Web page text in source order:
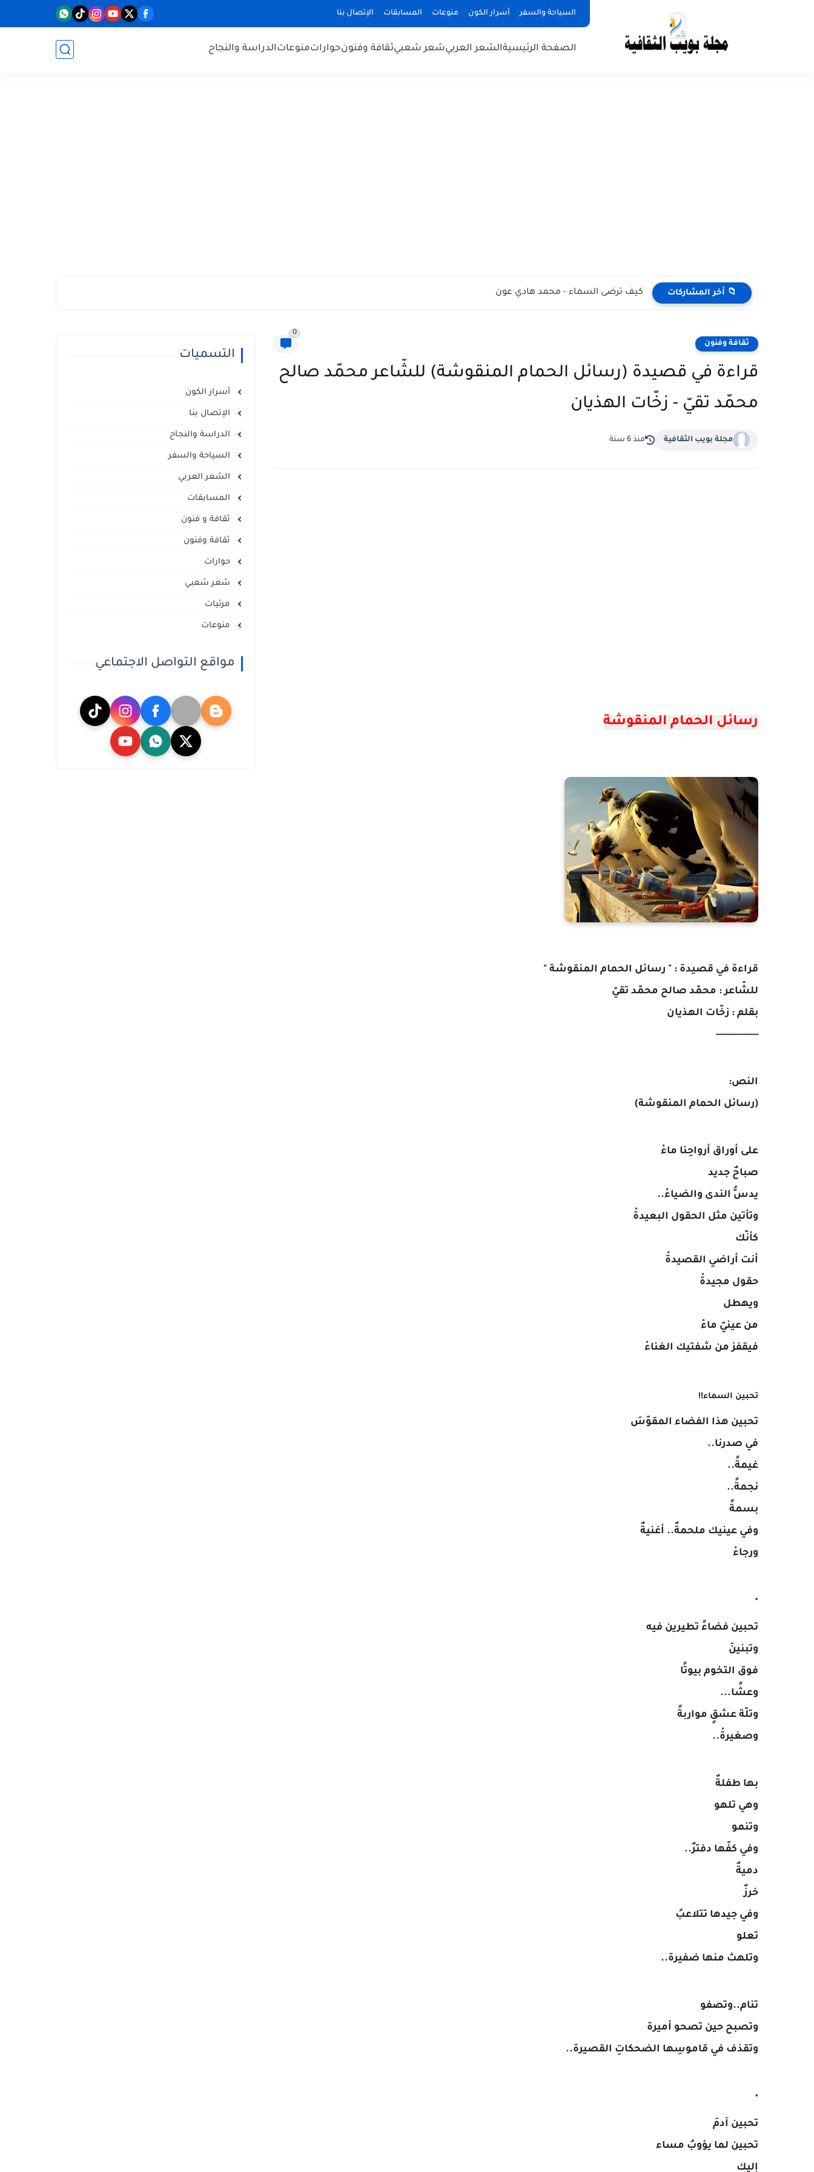
السياحة والسفر أسرار الكون منوعات المسابقات الإتصال بنا
الصفحة الرئيسيةالشعر العربيشعر شعبيثقافة وفنونحواراتمنوعاتالدراسة والنجاح
📁 أخر المشاركات كيف ترضى السماء - محمد هادي عون
ثقافة وفنون
0
قراءة في قصيدة (رسائل الحمام المنقوشة) للشّاعر محمّد صالح
محمّد تقيّ - زخّات الهذيان
مجلة بويب الثقافية منذ 6 سنة
رسائل الحمام المنقوشة
قراءة في قصيدة : " رسائل الحمام المنقوشة "
للشّاعر : محمّد صالح محمّد تقيّ
بقلم : زخّات الهذيان
--------------
النص:
(رسائل الحمام المنقوشة)
على أوراق أرواحِنا ماءْ
صباحٌ جديد
يدسُّ الندى والضياءْ..
وتأتين مثل الحقول البعيدةْ
كأنّك
أنت أراضي القصيدةْ
حقول مجيدةْ
ويهطل
من عينيّ ماءْ
فيقفز من شفتيك الغناءْ
تحبين السماء!!
تحبين هذا الفضاء المقوّسَ
في صدرنا..
غيمةً..
نجمةً..
بسمةً
وفي عينيك ملحمةٌ.. أغنيةٌ
ورجاءْ
*
تحبين فضاءً تطيرين فيه
وتبنينَ
فوق التخوم بيوتًا
وعشًا...
وتلّة عشقٍ مواربةً
وصغيرةْ..
بها طفلةٌ
وهي تلهو
وتنمو
وفي كفّها دفترٌ..
دميةٌ
خرزٌ
وفي جيدها تتلاعبُ
تعلو
وتلهث منها ضفيرة..
تنام..وتصفو
وتصبح حين تصحو أميرة
وتقذف في قاموسِها الضحكاتِ القصيرة..
*
تحبين آدمَ
تحبين لما يؤوبُ مساء
إليك
التسميات
أسرار الكون
الإتصال بنا
الدراسة والنجاح
السياحة والسفر
الشعر العربي
المسابقات
ثقافة و فنون
ثقافة وفنون
حوارات
شعر شعبي
مرئيات
منوعات
مواقع التواصل الاجتماعي